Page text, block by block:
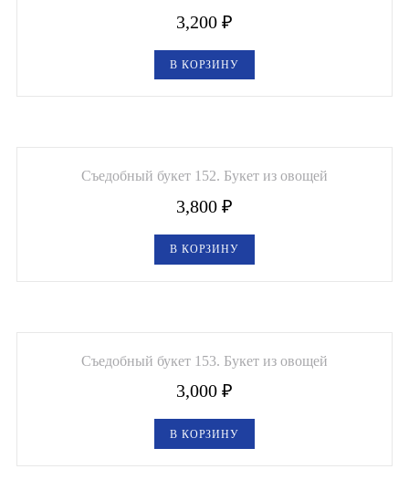
3,200 ₽
В КОРЗИНУ
Съедобный букет 152. Букет из овощей
3,800 ₽
В КОРЗИНУ
Съедобный букет 153. Букет из овощей
3,000 ₽
В КОРЗИНУ